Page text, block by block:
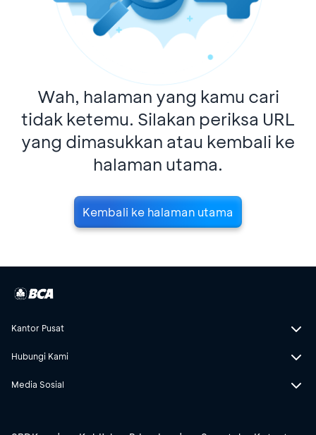
Wah, halaman yang kamu cari
tidak ketemu. Silakan periksa URL
yang dimasukkan atau kembali ke
halaman utama.
Kembali ke halaman utama
Kantor Pusat
Hubungi Kami
Media Sosial